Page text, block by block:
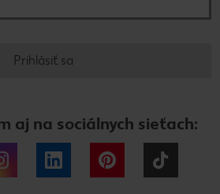
Prihlásiť sa
aj na sociálnych sieťach:
Instagram LinkedIn Pinterest